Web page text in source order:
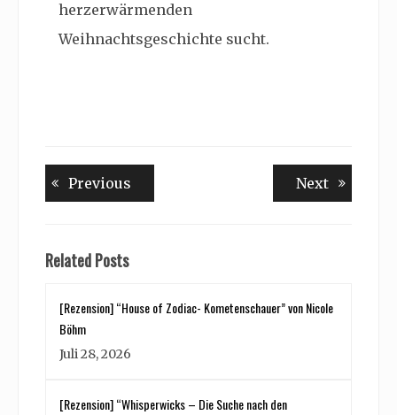
herzerwärmenden
Weihnachtsgeschichte sucht.
Beitragsnavigation
Previous NextNext
Related Posts
[Rezension] “House of Zodiac- Kometenschauer” von Nicole
Böhm
Juli 28, 2026
[Rezension] “Whisperwicks – Die Suche nach den